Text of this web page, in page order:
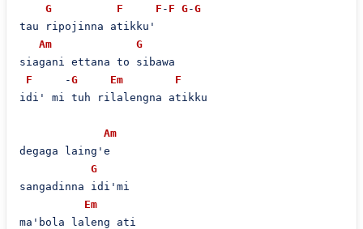
G
F F - F G-G
tau ripojinna atikku'
Am
G
siagani ettana to sibawa
F
     -
G Em
F
idi' mi tuh rilalengna atikku
Am
degaga laing'e
G
sangadinna idi'mi
Em
ma'bola laleng ati